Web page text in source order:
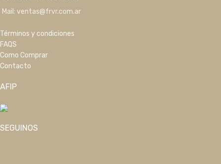
Mail: ventas@frvr.com.ar
Términos y condiciones
FAQS
Como Comprar
Contacto
AFIP
SEGUINOS